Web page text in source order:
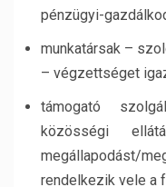
pénzügyi-
munkatársak –
– végzettséget
támogató
közösségi
megállapodást/
rendelkezik vele a